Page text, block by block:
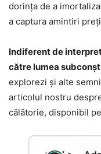
dorința de a
a captura amintiri
Indiferent de
către lumea
explorezi și alte
articolul nostru
călătorie, disponibil pe